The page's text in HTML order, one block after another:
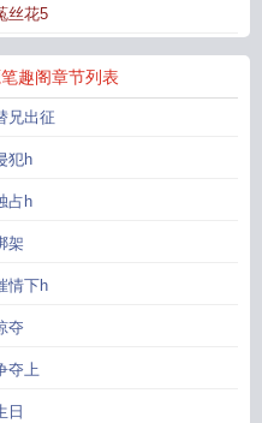
丝花5
趣阁章节列表
兄出征
犯h
占h
架
情下h
夺
夺上
日